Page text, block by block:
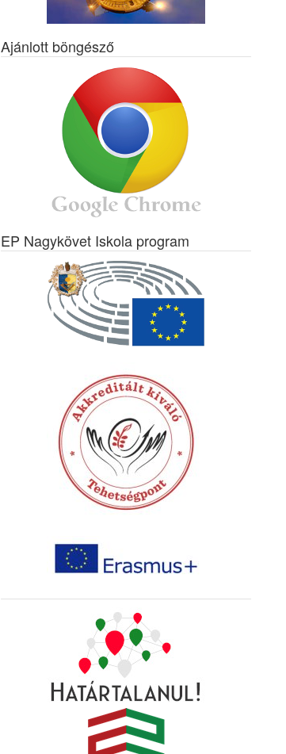
Ajánlott böngésző
EP Nagykövet Iskola program